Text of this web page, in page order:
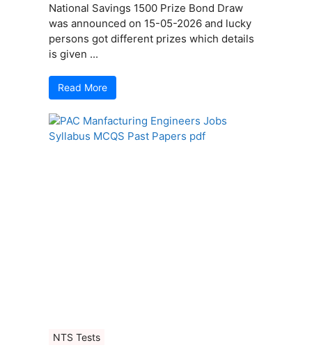
National Savings 1500 Prize Bond Draw
was announced on 15-05-2026 and lucky
persons got different prizes which details
is given ...
Read More
NTS Tests